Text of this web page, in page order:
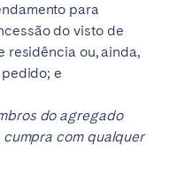
para
do visto de
residência ou, ainda,
e
do agregado
com qualquer